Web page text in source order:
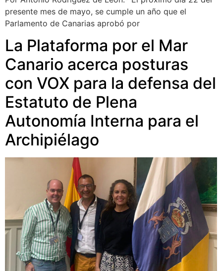
presente mes de mayo, se cumple un año que el
Parlamento de Canarias aprobó por
La Plataforma por el Mar
Canario acerca posturas
con VOX para la defensa del
Estatuto de Plena
Autonomía Interna para el
Archipiélago